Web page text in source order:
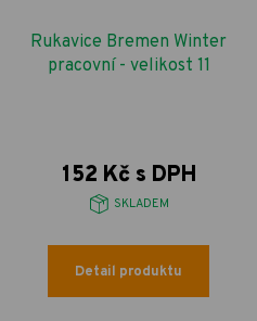
Rukavice Bremen Winter
pracovní - velikost 11
152 Kč s DPH
SKLADEM
Detail produktu